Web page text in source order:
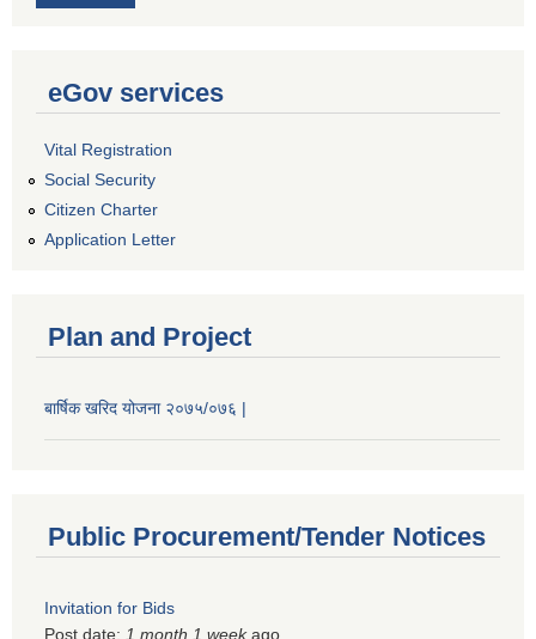
eGov services
Vital Registration
Social Security
Citizen Charter
Application Letter
Plan and Project
बार्षिक खरिद योजना २०७५/०७६ |
Public Procurement/Tender Notices
Invitation for Bids
Post date: 1 month 1 weekago